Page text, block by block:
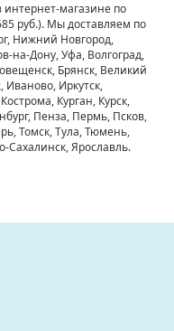
интернет-магазине по
руб.). Мы доставляем по
Нижний Новгород,
на-Дону, Уфа, Волгоград,
Брянск, Великий
Иркутск,
Курган, Курск,
Пенза, Пермь, Псков,
Томск, Тула, Тюмень,
Сахалинск, Ярославль.